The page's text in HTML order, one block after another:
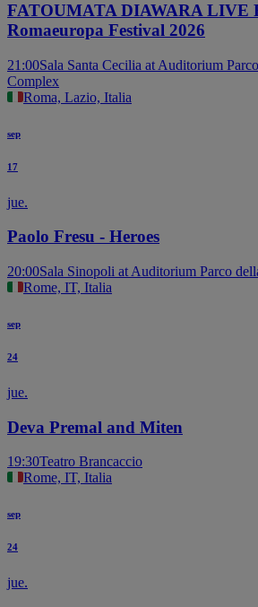
FATOUMATA DIAWARA LIVE
Romaeuropa Festival 2026
21:00Sala Santa Cecilia at Auditorium
Complex
Roma, Lazio, Italia
sep
17
jue.
Paolo Fresu - Heroes
20:00Sala Sinopoli at Auditorium Parco
Rome, IT, Italia
sep
24
jue.
Deva Premal and Miten
19:30Teatro Brancaccio
Rome, IT, Italia
sep
24
jue.